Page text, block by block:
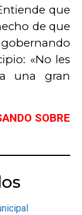
que
de que
«No les
una gran
SOBRE